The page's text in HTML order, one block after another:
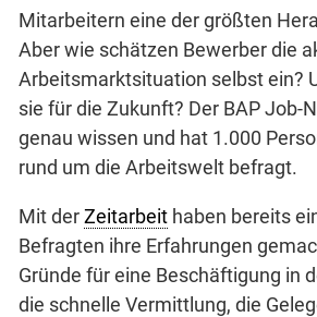
Mitarbeitern eine der größten
Aber wie schätzen Bewerber die
Arbeitsmarktsituation selbst ein?
sie für die Zukunft? Der BAP Job-
genau wissen und hat 1.000
rund um die Arbeitswelt befragt.
Mit derZeitarbeit haben bereits
Befragten ihre Erfahrungen
Gründe für eine Beschäftigung in
die schnelle Vermittlung, die